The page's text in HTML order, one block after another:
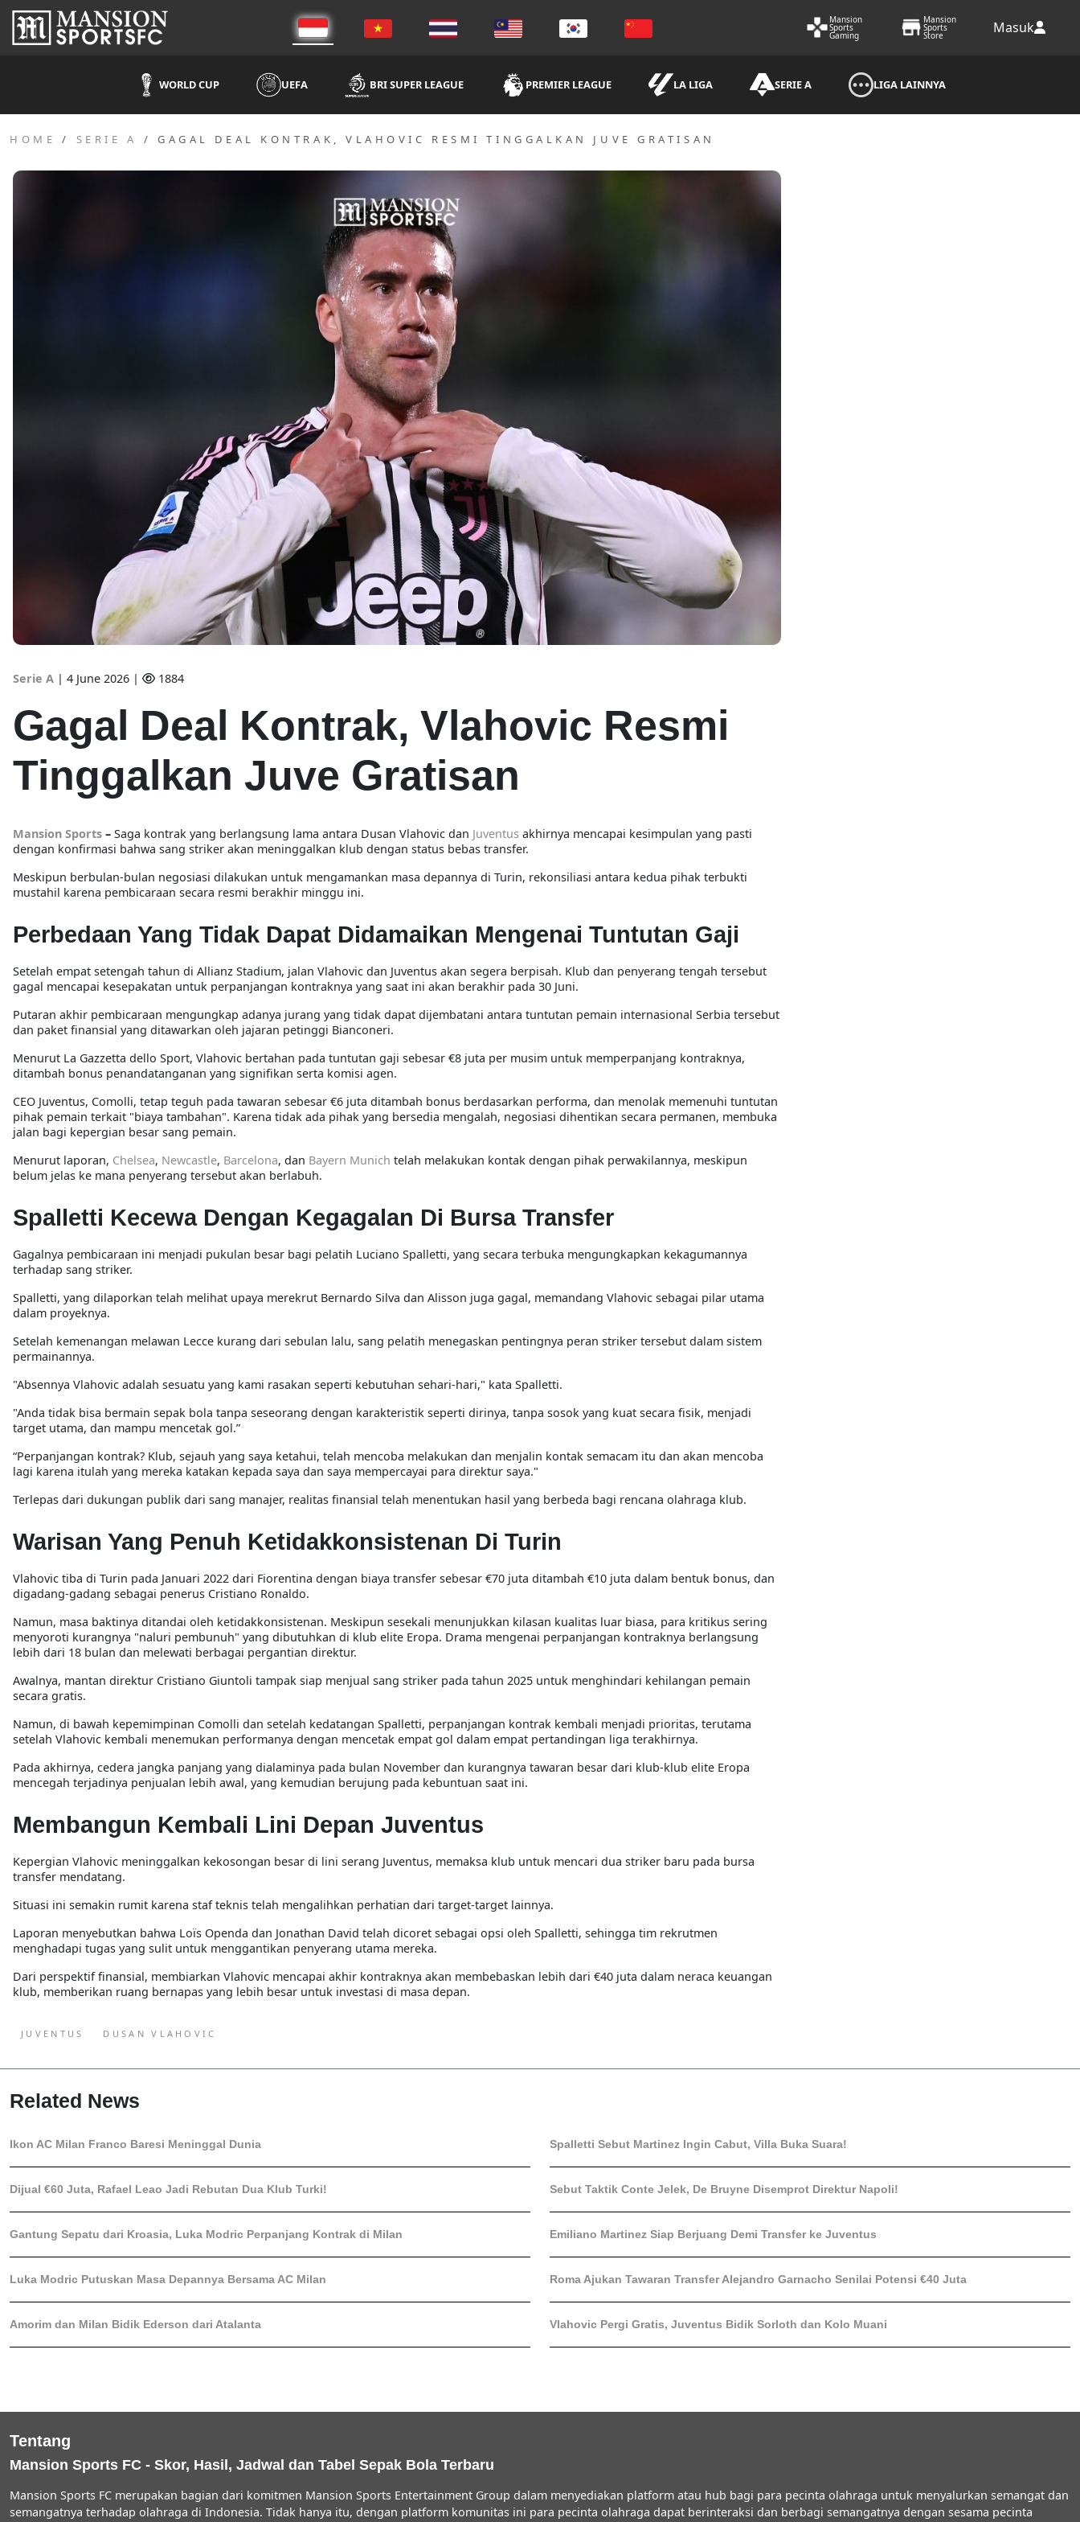
Mansion
Sports
Gaming
Mansion
Sports
Store Masuk
WORLD CUP UEFA BRI SUPER LEAGUE PREMIER LEAGUE LA LIGA SERIE A LIGA LAINNYA
HOME SERIE A GAGAL DEAL KONTRAK, VLAHOVIC RESMI TINGGALKAN JUVE GRATISAN
Serie A | 4 June 2026 | 1884
Gagal Deal Kontrak, Vlahovic Resmi
Tinggalkan Juve Gratisan
Mansion Sports – Saga kontrak yang berlangsung lama antara Dusan Vlahovic dan Juventus akhirnya mencapai kesimpulan yang pasti
dengan konfirmasi bahwa sang striker akan meninggalkan klub dengan status bebas transfer.
Meskipun berbulan-bulan negosiasi dilakukan untuk mengamankan masa depannya di Turin, rekonsiliasi antara kedua pihak terbukti
mustahil karena pembicaraan secara resmi berakhir minggu ini.
Perbedaan Yang Tidak Dapat Didamaikan Mengenai Tuntutan Gaji
Setelah empat setengah tahun di Allianz Stadium, jalan Vlahovic dan Juventus akan segera berpisah. Klub dan penyerang tengah tersebut
gagal mencapai kesepakatan untuk perpanjangan kontraknya yang saat ini akan berakhir pada 30 Juni.
Putaran akhir pembicaraan mengungkap adanya jurang yang tidak dapat dijembatani antara tuntutan pemain internasional Serbia tersebut
dan paket finansial yang ditawarkan oleh jajaran petinggi Bianconeri.
Menurut La Gazzetta dello Sport, Vlahovic bertahan pada tuntutan gaji sebesar €8 juta per musim untuk memperpanjang kontraknya,
ditambah bonus penandatanganan yang signifikan serta komisi agen.
CEO Juventus, Comolli, tetap teguh pada tawaran sebesar €6 juta ditambah bonus berdasarkan performa, dan menolak memenuhi tuntutan
pihak pemain terkait "biaya tambahan". Karena tidak ada pihak yang bersedia mengalah, negosiasi dihentikan secara permanen, membuka
jalan bagi kepergian besar sang pemain.
Menurut laporan, Chelsea, Newcastle, Barcelona, dan Bayern Munich telah melakukan kontak dengan pihak perwakilannya, meskipun
belum jelas ke mana penyerang tersebut akan berlabuh.
Spalletti Kecewa Dengan Kegagalan Di Bursa Transfer
Gagalnya pembicaraan ini menjadi pukulan besar bagi pelatih Luciano Spalletti, yang secara terbuka mengungkapkan kekagumannya
terhadap sang striker.
Spalletti, yang dilaporkan telah melihat upaya merekrut Bernardo Silva dan Alisson juga gagal, memandang Vlahovic sebagai pilar utama
dalam proyeknya.
Setelah kemenangan melawan Lecce kurang dari sebulan lalu, sang pelatih menegaskan pentingnya peran striker tersebut dalam sistem
permainannya.
"Absennya Vlahovic adalah sesuatu yang kami rasakan seperti kebutuhan sehari-hari," kata Spalletti.
"Anda tidak bisa bermain sepak bola tanpa seseorang dengan karakteristik seperti dirinya, tanpa sosok yang kuat secara fisik, menjadi
target utama, dan mampu mencetak gol.”
“Perpanjangan kontrak? Klub, sejauh yang saya ketahui, telah mencoba melakukan dan menjalin kontak semacam itu dan akan mencoba
lagi karena itulah yang mereka katakan kepada saya dan saya mempercayai para direktur saya."
Terlepas dari dukungan publik dari sang manajer, realitas finansial telah menentukan hasil yang berbeda bagi rencana olahraga klub.
Warisan Yang Penuh Ketidakkonsistenan Di Turin
Vlahovic tiba di Turin pada Januari 2022 dari Fiorentina dengan biaya transfer sebesar €70 juta ditambah €10 juta dalam bentuk bonus, dan
digadang-gadang sebagai penerus Cristiano Ronaldo.
Namun, masa baktinya ditandai oleh ketidakkonsistenan. Meskipun sesekali menunjukkan kilasan kualitas luar biasa, para kritikus sering
menyoroti kurangnya "naluri pembunuh" yang dibutuhkan di klub elite Eropa. Drama mengenai perpanjangan kontraknya berlangsung
lebih dari 18 bulan dan melewati berbagai pergantian direktur.
Awalnya, mantan direktur Cristiano Giuntoli tampak siap menjual sang striker pada tahun 2025 untuk menghindari kehilangan pemain
secara gratis.
Namun, di bawah kepemimpinan Comolli dan setelah kedatangan Spalletti, perpanjangan kontrak kembali menjadi prioritas, terutama
setelah Vlahovic kembali menemukan performanya dengan mencetak empat gol dalam empat pertandingan liga terakhirnya.
Pada akhirnya, cedera jangka panjang yang dialaminya pada bulan November dan kurangnya tawaran besar dari klub-klub elite Eropa
mencegah terjadinya penjualan lebih awal, yang kemudian berujung pada kebuntuan saat ini.
Membangun Kembali Lini Depan Juventus
Kepergian Vlahovic meninggalkan kekosongan besar di lini serang Juventus, memaksa klub untuk mencari dua striker baru pada bursa
transfer mendatang.
Situasi ini semakin rumit karena staf teknis telah mengalihkan perhatian dari target-target lainnya.
Laporan menyebutkan bahwa Loïs Openda dan Jonathan David telah dicoret sebagai opsi oleh Spalletti, sehingga tim rekrutmen
menghadapi tugas yang sulit untuk menggantikan penyerang utama mereka.
Dari perspektif finansial, membiarkan Vlahovic mencapai akhir kontraknya akan membebaskan lebih dari €40 juta dalam neraca keuangan
klub, memberikan ruang bernapas yang lebih besar untuk investasi di masa depan.
JUVENTUS DUSAN VLAHOVIC
Related News
Ikon AC Milan Franco Baresi Meninggal Dunia Spalletti Sebut Martinez Ingin Cabut, Villa Buka Suara!
Dijual €60 Juta, Rafael Leao Jadi Rebutan Dua Klub Turki! Sebut Taktik Conte Jelek, De Bruyne Disemprot Direktur Napoli!
Gantung Sepatu dari Kroasia, Luka Modric Perpanjang Kontrak di Milan Emiliano Martinez Siap Berjuang Demi Transfer ke Juventus
Luka Modric Putuskan Masa Depannya Bersama AC Milan Roma Ajukan Tawaran Transfer Alejandro Garnacho Senilai Potensi €40 Juta
Amorim dan Milan Bidik Ederson dari Atalanta Vlahovic Pergi Gratis, Juventus Bidik Sorloth dan Kolo Muani
Tentang
Mansion Sports FC - Skor, Hasil, Jadwal dan Tabel Sepak Bola Terbaru
Mansion Sports FC merupakan bagian dari komitmen Mansion Sports Entertainment Group dalam menyediakan platform atau hub bagi para pecinta olahraga untuk menyalurkan semangat dan
semangatnya terhadap olahraga di Indonesia. Tidak hanya itu, dengan platform komunitas ini para pecinta olahraga dapat berinteraksi dan berbagi semangatnya dengan sesama pecinta